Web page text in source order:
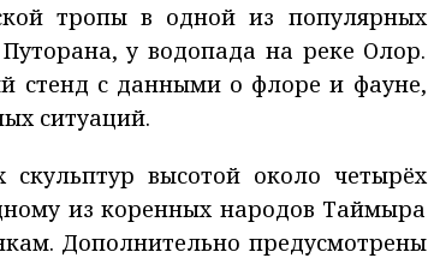
тропы в одной из популярных
у водопада на реке Олор.
стенд с данными о флоре и фауне,
ситуаций.
высотой около четырёх
из коренных народов Таймыра
Дополнительно предусмотрены